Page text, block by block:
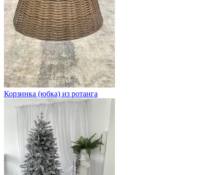
Корзинка (юбка) из ротанга